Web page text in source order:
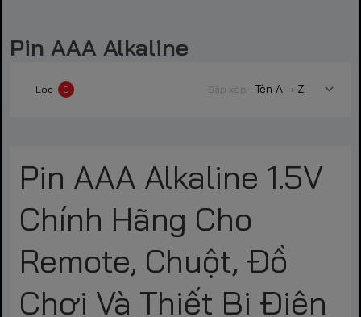
Pin AAA Alkaline
Lọc 0 Sắp xếp
Pin AAA Alkaline 1.5V
Chính Hãng Cho
Remote, Chuột, Đồ
Chơi Và Thiết Bị Điện